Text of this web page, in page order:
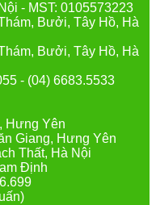
- MST: 0105573223
Bưởi, Tây Hồ, Hà
Bưởi, Tây Hồ, Hà
- (04) 6683.5533
Hưng Yên
Giang, Hưng Yên
Thất, Hà Nội
Định